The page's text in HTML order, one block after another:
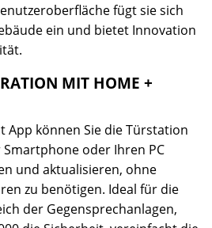
fügt sie sich
ein und bietet Innovation
MIT HOME +
App können Sie die Türstation
oder Ihren PC
und aktualisieren, ohne
zu benötigen. Ideal für die
der Gegensprechanlagen,